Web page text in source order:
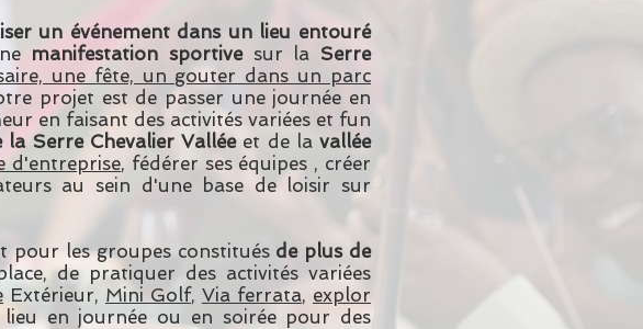
un événement dans un lieu entouré
manifestation sportivesur la Serre
une fête, un gouter dans un parc
projet est de passer une journée en
en faisant des activités variées et fun
Serre Chevalier Valléeet de lavallée
d'entreprise, fédérer ses équipes , créer
au sein d'une base de loisir sur
pour les groupes constitués de plus de
de pratiquer des activités variées
Extérieur, Mini Golf, Via ferrata, explor
en journée ou en soirée pour des